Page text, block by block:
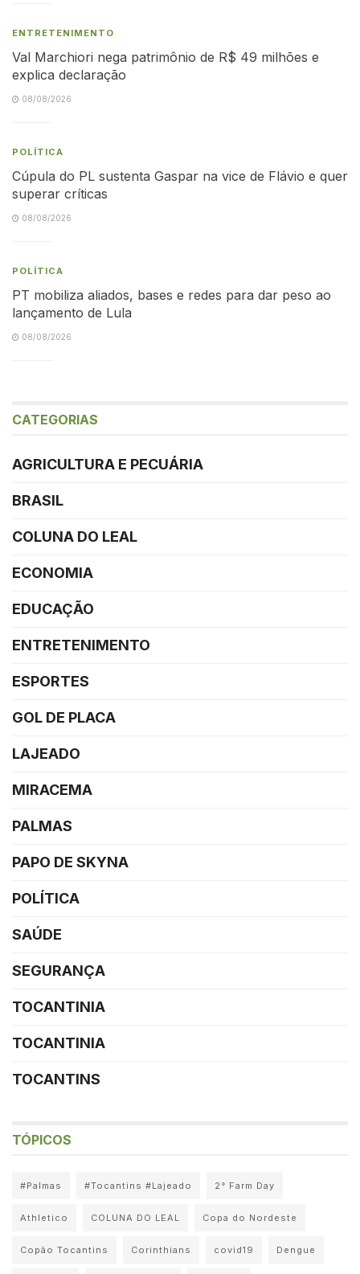
ENTRETENIMENTO
Val Marchiori nega patrimônio de R$ 49 milhões e
explica declaração
08/08/2026
POLÍTICA
Cúpula do PL sustenta Gaspar na vice de Flávio e quer
superar críticas
08/08/2026
POLÍTICA
PT mobiliza aliados, bases e redes para dar peso ao
lançamento de Lula
08/08/2026
CATEGORIAS
AGRICULTURA E PECUÁRIA
BRASIL
COLUNA DO LEAL
ECONOMIA
EDUCAÇÃO
ENTRETENIMENTO
ESPORTES
GOL DE PLACA
LAJEADO
MIRACEMA
PALMAS
PAPO DE SKYNA
POLÍTICA
SAÚDE
SEGURANÇA
TOCANTINIA
TOCANTINIA
TOCANTINS
TÓPICOS
#Palmas #Tocantins #Lajeado 2° Farm Day
Athletico COLUNA DO LEAL Copa do Nordeste
Copão Tocantins Corinthians covid19 Dengue